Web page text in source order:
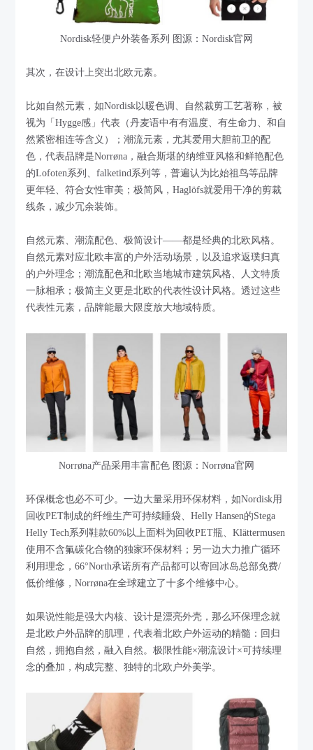
Nordisk轻便户外装备系列 图源：Nordisk官网
其次，在设计上突出北欧元素。
比如自然元素，如Nordisk以暖色调、自然裁剪工艺著称，被
视为「Hygge感」代表（丹麦语中有有温度、有生命力、和自
然紧密相连等含义）；潮流元素，尤其爱用大胆前卫的配
色，代表品牌是Norrøna，融合斯堪的纳维亚风格和鲜艳配色
的Lofoten系列、falketind系列等，普遍认为比始祖鸟等品牌
更年轻、符合女性审美；极简风，Haglöfs就爱用干净的剪裁
线条，减少冗余装饰。
自然元素、潮流配色、极简设计——都是经典的北欧风格。
自然元素对应北欧丰富的户外活动场景，以及追求返璞归真
的户外理念；潮流配色和北欧当地城市建筑风格、人文特质
一脉相承；极简主义更是北欧的代表性设计风格。透过这些
代表性元素，品牌能最大限度放大地域特质。
Norrøna产品采用丰富配色 图源：Norrøna官网
环保概念也必不可少。一边大量采用环保材料，如Nordisk用
回收PET制成的纤维生产可持续睡袋、Helly Hansen的Stega
Helly Tech系列鞋款60%以上面料为回收PET瓶、Klättermusen
使用不含氟碳化合物的独家环保材料；另一边大力推广循环
利用理念，66°North承诺所有产品都可以寄回冰岛总部免费/
低价维修，Norrøna在全球建立了十多个维修中心。
如果说性能是强大内核、设计是漂亮外壳，那么环保理念就
是北欧户外品牌的肌理，代表着北欧户外运动的精髓：回归
自然，拥抱自然，融入自然。极限性能×潮流设计×可持续理
念的叠加，构成完整、独特的北欧户外美学。